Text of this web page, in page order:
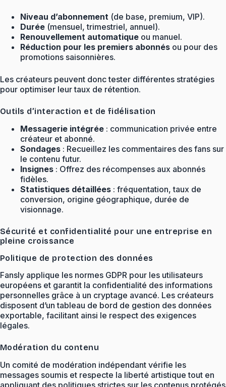
Niveau d’abonnement (de base, premium, VIP).
Durée (mensuel, trimestriel, annuel).
Renouvellement automatique ou manuel.
Réduction pour les premiers abonnés ou pour des
promotions saisonnières.
Les créateurs peuvent donc tester différentes stratégies
pour optimiser leur taux de rétention.
Outils d’interaction et de fidélisation
Messagerie intégrée : communication privée entre
créateur et abonné.
Sondages : Recueillez les commentaires des fans sur
le contenu futur.
Insignes : Offrez des récompenses aux abonnés
fidèles.
Statistiques détaillées : fréquentation, taux de
conversion, origine géographique, durée de
visionnage.
Sécurité et confidentialité pour une entreprise en
pleine croissance
Politique de protection des données
Fansly applique les normes GDPR pour les utilisateurs
européens et garantit la confidentialité des informations
personnelles grâce à un cryptage avancé. Les créateurs
disposent d’un tableau de bord de gestion des données
exportable, facilitant ainsi le respect des exigences
légales.
Modération du contenu
Un comité de modération indépendant vérifie les
messages soumis et respecte la liberté artistique tout en